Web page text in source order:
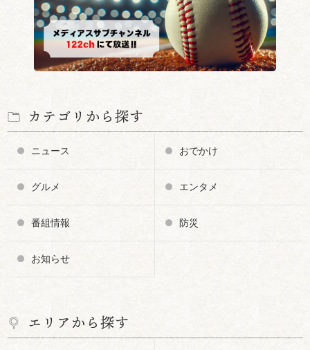
カテゴリから探す
ニュース おでかけ
グルメ エンタメ
番組情報 防災
お知らせ
エリアから探す